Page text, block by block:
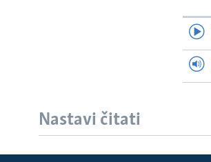
Nastavi čitati